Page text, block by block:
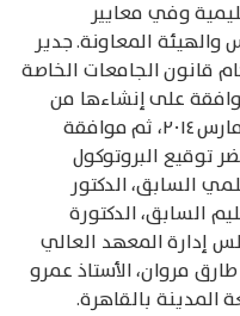
وفي معايير
والهيئة المعاونة. جدير
قانون الجامعات الخاصة
على إنشاءها من
السيد وزير التعليم العالي في ١٧ مارس ٢٠١٤، ثم موافقة
في ٢٧ مارس ٢٠١٤. حضر توقيع البروتوكول
السابق، الدكتور
السابق، الدكتورة
إدارة المعهد العالي
الأستاذ طارق مروان، الأستاذ عمرو
بالقاهرة.